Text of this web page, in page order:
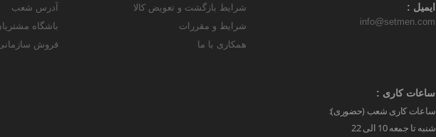
ایمیل :
info@setmen.com
ساعات کاری :
ساعات کاری شعب (حضوری):
شنبه تا جمعه 10 الی 22
شرایط بازگشت و تعویض کالا
شرایط و مقررات
همکاری با ما
آدرس شعب
باشگاه
فروش